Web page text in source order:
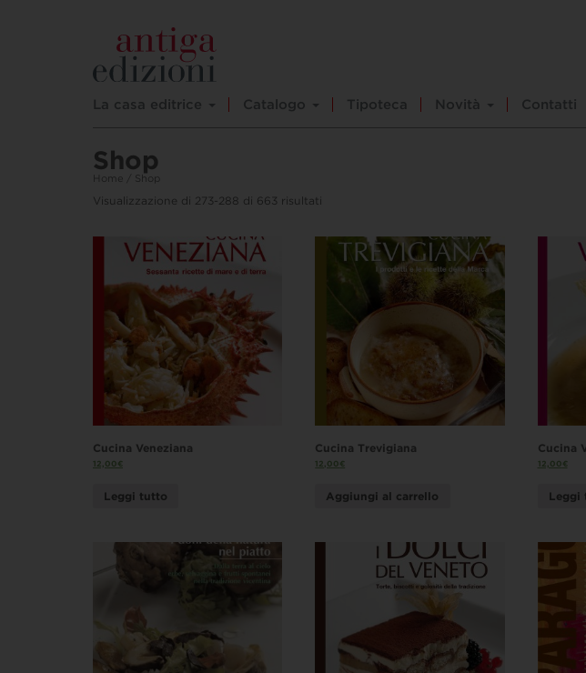
La casa editrice Catalogo Tipoteca Novità Contatti
Shop
Home / Shop
Visualizzazione di 273-288 di 663 risultati
Cucina Veneziana
12,00€
Leggi tutto
Cucina Trevigiana
12,00€
Aggiungi al carrello
Cucina
12,00€
Leggi